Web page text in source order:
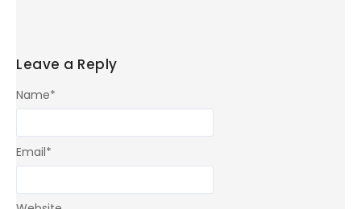
Leave a Reply
Name*
Email*